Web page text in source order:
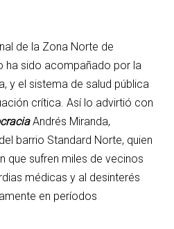
de la Zona Norte de
ha sido acompañado por la
y el sistema de salud pública
crítica. Así lo advirtió con
Andrés Miranda,
barrio Standard Norte, quien
que sufren miles de vecinos
médicas y al desinterés
en períodos